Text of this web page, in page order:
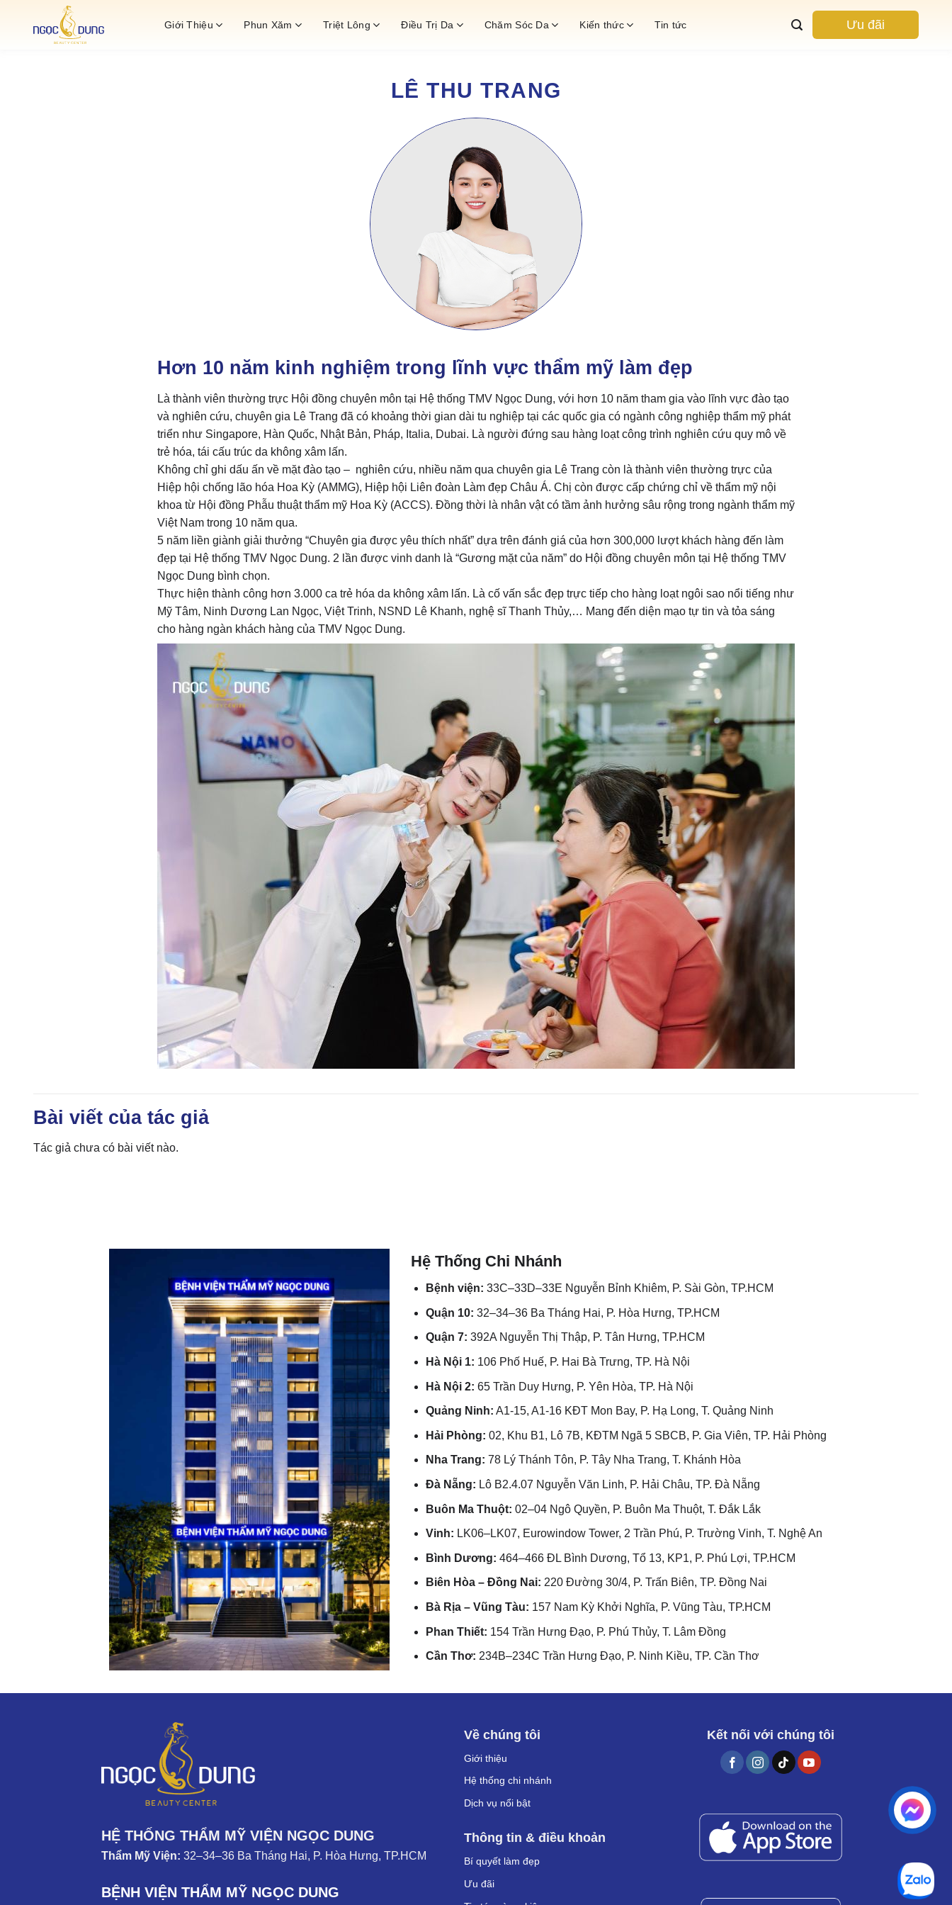
Giới Thiệu Phun Xăm Triệt Lông Điều Trị Da Chăm Sóc Da Kiến thức Tin tức Ưu đãi
LÊ THU TRANG
Hơn 10 năm kinh nghiệm trong lĩnh vực thẩm mỹ làm đẹp
Là thành viên thường trực Hội đồng chuyên môn tại Hệ thống TMV Ngọc Dung, với hơn 10 năm tham gia vào lĩnh vực đào tạo
và nghiên cứu, chuyên gia Lê Trang đã có khoảng thời gian dài tu nghiệp tại các quốc gia có ngành công nghiệp thẩm mỹ phát
triển như Singapore, Hàn Quốc, Nhật Bản, Pháp, Italia, Dubai. Là người đứng sau hàng loạt công trình nghiên cứu quy mô về
trẻ hóa, tái cấu trúc da không xâm lấn.
Không chỉ ghi dấu ấn về mặt đào tạo – nghiên cứu, nhiều năm qua chuyên gia Lê Trang còn là thành viên thường trực của
Hiệp hội chống lão hóa Hoa Kỳ (AMMG), Hiệp hội Liên đoàn Làm đẹp Châu Á. Chị còn được cấp chứng chỉ về thẩm mỹ nội
khoa từ Hội đồng Phẫu thuật thẩm mỹ Hoa Kỳ (ACCS). Đồng thời là nhân vật có tầm ảnh hưởng sâu rộng trong ngành thẩm mỹ
Việt Nam trong 10 năm qua.
5 năm liền giành giải thưởng “Chuyên gia được yêu thích nhất” dựa trên đánh giá của hơn 300,000 lượt khách hàng đến làm
đẹp tại Hệ thống TMV Ngọc Dung. 2 lần được vinh danh là “Gương mặt của năm” do Hội đồng chuyên môn tại Hệ thống TMV
Ngọc Dung bình chọn.
Thực hiện thành công hơn 3.000 ca trẻ hóa da không xâm lấn. Là cố vấn sắc đẹp trực tiếp cho hàng loạt ngôi sao nổi tiếng như
Mỹ Tâm, Ninh Dương Lan Ngọc, Việt Trinh, NSND Lê Khanh, nghệ sĩ Thanh Thủy,… Mang đến diện mạo tự tin và tỏa sáng
cho hàng ngàn khách hàng của TMV Ngọc Dung.
Bài viết của tác giả
Tác giả chưa có bài viết nào.
Hệ Thống Chi Nhánh
Bệnh viện: 33C–33D–33E Nguyễn Bỉnh Khiêm, P. Sài Gòn, TP.HCM
Quận 10: 32–34–36 Ba Tháng Hai, P. Hòa Hưng, TP.HCM
Quận 7: 392A Nguyễn Thị Thập, P. Tân Hưng, TP.HCM
Hà Nội 1: 106 Phố Huế, P. Hai Bà Trưng, TP. Hà Nội
Hà Nội 2: 65 Trần Duy Hưng, P. Yên Hòa, TP. Hà Nội
Quảng Ninh: A1-15, A1-16 KĐT Mon Bay, P. Hạ Long, T. Quảng Ninh
Hải Phòng: 02, Khu B1, Lô 7B, KĐTM Ngã 5 SBCB, P. Gia Viên, TP. Hải Phòng
Nha Trang: 78 Lý Thánh Tôn, P. Tây Nha Trang, T. Khánh Hòa
Đà Nẵng: Lô B2.4.07 Nguyễn Văn Linh, P. Hải Châu, TP. Đà Nẵng
Buôn Ma Thuột: 02–04 Ngô Quyền, P. Buôn Ma Thuột, T. Đắk Lắk
Vinh: LK06–LK07, Eurowindow Tower, 2 Trần Phú, P. Trường Vinh, T. Nghệ An
Bình Dương: 464–466 ĐL Bình Dương, Tổ 13, KP1, P. Phú Lợi, TP.HCM
Biên Hòa – Đồng Nai: 220 Đường 30/4, P. Trấn Biên, TP. Đồng Nai
Bà Rịa – Vũng Tàu: 157 Nam Kỳ Khởi Nghĩa, P. Vũng Tàu, TP.HCM
Phan Thiết: 154 Trần Hưng Đạo, P. Phú Thủy, T. Lâm Đồng
Cần Thơ: 234B–234C Trần Hưng Đạo, P. Ninh Kiều, TP. Cần Thơ
HỆ THỐNG THẨM MỸ VIỆN NGỌC DUNG
Thẩm Mỹ Viện: 32–34–36 Ba Tháng Hai, P. Hòa Hưng, TP.HCM
BỆNH VIỆN THẨM MỸ NGỌC DUNG
Về chúng tôi
Giới thiệu
Hệ thống chi nhánh
Dịch vụ nổi bật
Thông tin & điều khoản
Bí quyết làm đẹp
Ưu đãi
Kết nối với chúng tôi